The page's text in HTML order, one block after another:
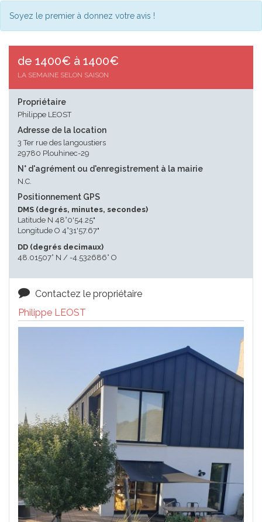
Soyez le premier à donnez votre avis !
de 1400€ à 1400€
LA SEMAINE SELON SAISON
Propriétaire
Philippe LEOST
Adresse de la location
3 Ter rue des langoustiers
29780 Plouhinec-29
N° d'agrément ou d'enregistrement à la mairie
N.C.
Positionnement GPS
DMS (degrés, minutes, secondes)
Latitude N 48°0'54.25"
Longitude O 4°31'57.67"
DD (degrés decimaux)
48.01507° N / -4.532686° O
Contactez le propriétaire
Philippe LEOST